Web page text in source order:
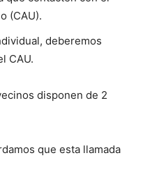
(CAU).
deberemos
CAU.
disponen de 2
que esta llamada